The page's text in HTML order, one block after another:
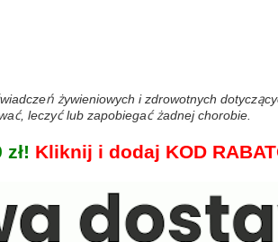
żywieniowych i zdrowotnych
leczyć lub zapobiegać żadnej chorobie.
Kliknij i dodaj KOD